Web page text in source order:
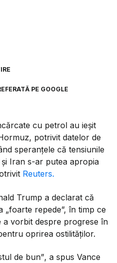
PE GOOGLE
cu petrol au ieșit
potrivit datelor de
speranțele că tensiunile
Iran s-ar putea apropia
Reuters.
Trump a declarat că
repede”, în timp ce
a vorbit despre progrese în
oprirea ostilităților.
de bun”, a spus Vance